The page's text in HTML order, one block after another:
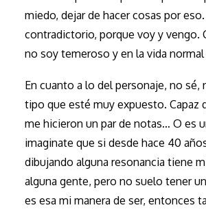
miedo, dejar de hacer cosas por
contradictorio, porque voy y vengo.
no soy temeroso y en la vida normal
En cuanto a lo del personaje, no sé,
tipo que esté muy expuesto. Capaz
me hicieron un par de notas… O es
imaginate que si desde hace 40
dibujando alguna resonancia tiene
alguna gente, pero no suelo tener
es esa mi manera de ser, entonces